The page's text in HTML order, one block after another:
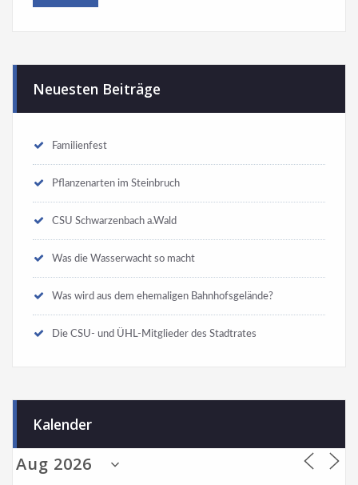
Neuesten Beiträge
Familienfest
Pflanzenarten im Steinbruch
CSU Schwarzenbach a.Wald
Was die Wasserwacht so macht
Was wird aus dem ehemaligen Bahnhofsgelände?
Die CSU- und ÜHL-Mitglieder des Stadtrates
Kalender